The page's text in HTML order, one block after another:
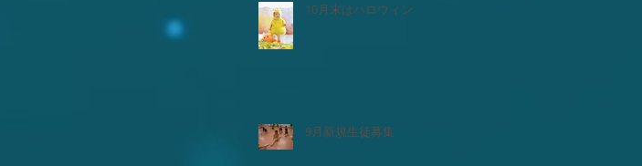
10月末はハロウィン
9月新規生徒募集